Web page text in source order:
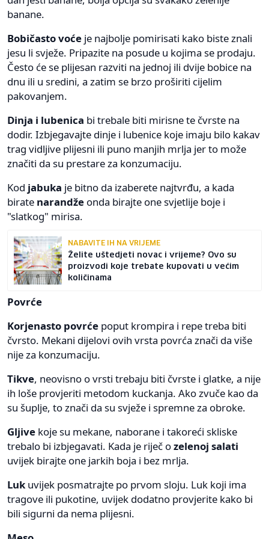
banane.
Bobičasto voće je najbolje pomirisati kako biste znali
jesu li svježe. Pripazite na posude u kojima se prodaju.
Često će se plijesan razviti na jednoj ili dvije bobice na
dnu ili u sredini, a zatim se brzo proširiti cijelim
pakovanjem.
Dinja i lubenica bi trebale biti mirisne te čvrste na
dodir. Izbjegavajte dinje i lubenice koje imaju bilo kakav
trag vidljive plijesni ili puno manjih mrlja jer to može
značiti da su prestare za konzumaciju.
Kod jabuka je bitno da izaberete najtvrđu, a kada
birate narandže onda birajte one svjetlije boje i
"slatkog" mirisa.
NABAVITE IH NA VRIJEME
Želite uštedjeti novac i vrijeme? Ovo su
proizvodi koje trebate kupovati u većim
količinama
Povrće
Korjenasto povrće poput krompira i repe treba biti
čvrsto. Mekani dijelovi ovih vrsta povrća znači da više
nije za konzumaciju.
Tikve, neovisno o vrsti trebaju biti čvrste i glatke, a nije
ih loše provjeriti metodom kuckanja. Ako zvuče kao da
su šuplje, to znači da su svježe i spremne za obroke.
Gljive koje su mekane, naborane i takoreći skliske
trebalo bi izbjegavati. Kada je riječ ozelenoj salati
uvijek birajte one jarkih boja i bez mrlja.
Lukuvijek posmatrajte po prvom sloju. Luk koji ima
tragove ili pukotine, uvijek dodatno provjerite kako bi
bili sigurni da nema plijesni.